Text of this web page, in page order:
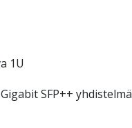
1U
SFP++ yhdistelmä